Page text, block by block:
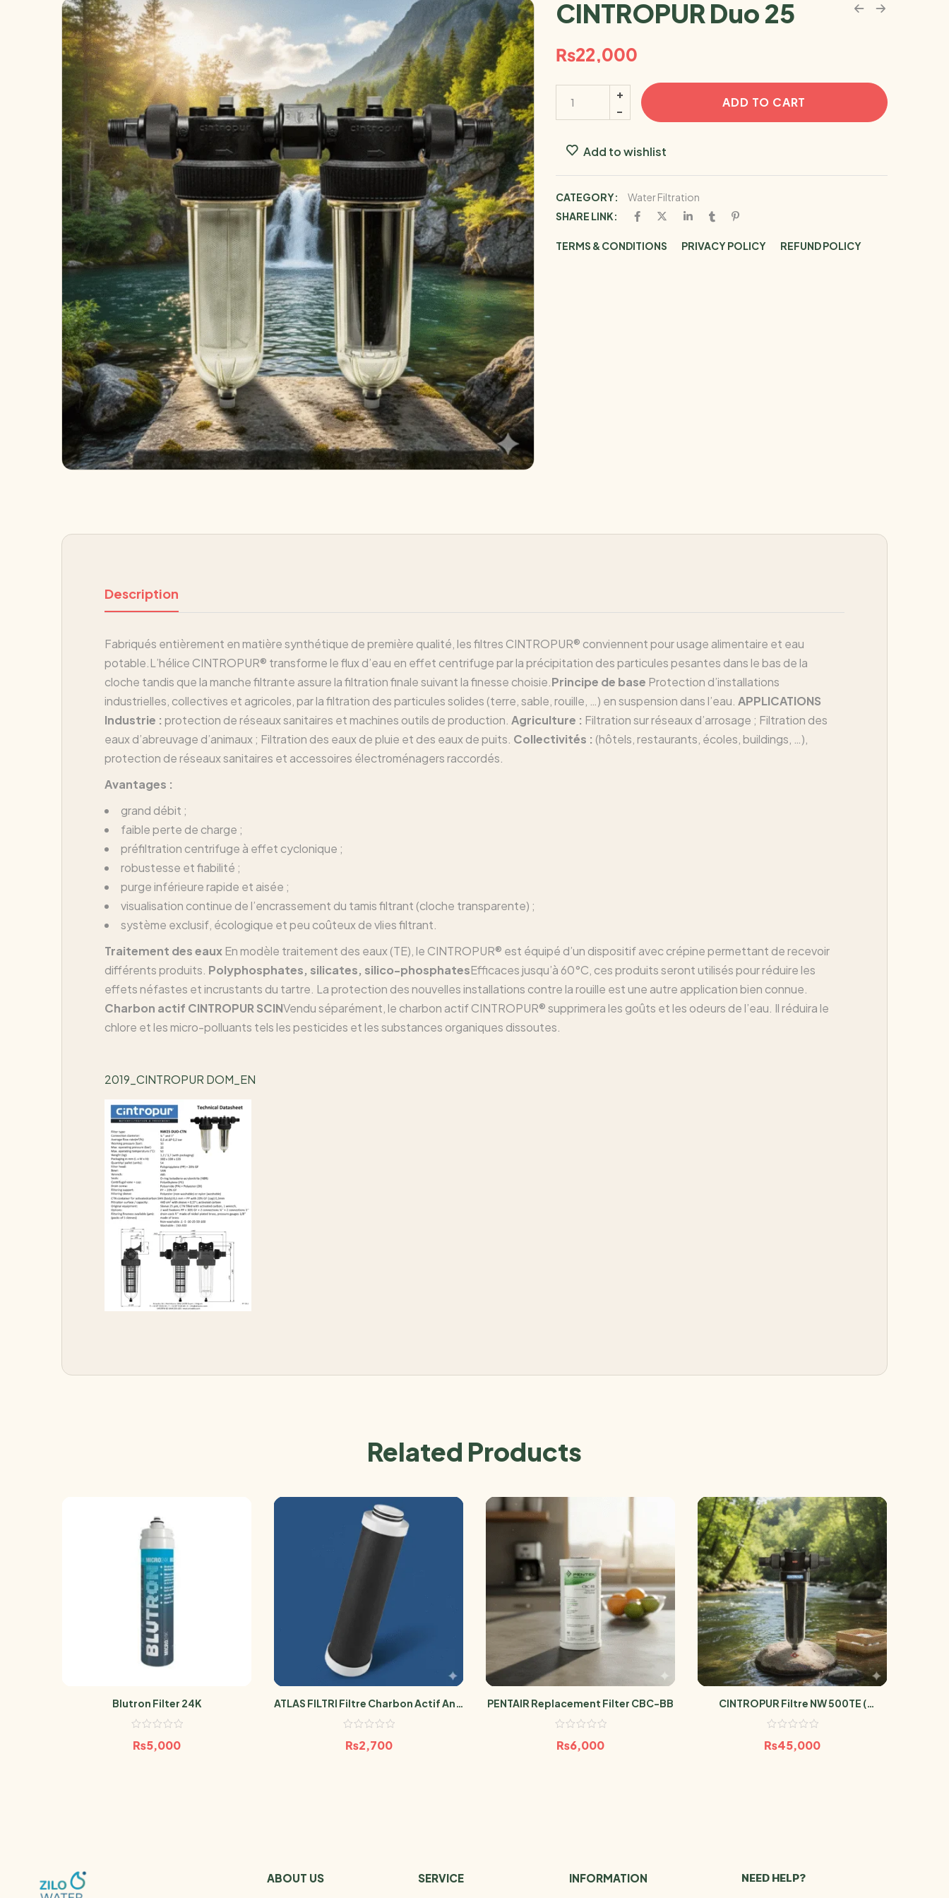
CINTROPUR Duo 25
₨22,000
ADD TO CART
Add to wishlist
CATEGORY:
Water Filtration
SHARE LINK:
TERMS & CONDITIONS PRIVACY POLICY REFUND POLICY
Description
Fabriqués entièrement en matière synthétique de première qualité, les filtres CINTROPUR® conviennent pour usage alimentaire et eau
potable.L’hélice CINTROPUR® transforme le flux d’eau en effet centrifuge par la précipitation des particules pesantes dans le bas de la
cloche tandis que la manche filtrante assure la filtration finale suivant la finesse choisie.Principe de base Protection d’installations
industrielles, collectives et agricoles, par la filtration des particules solides (terre, sable, rouille, …) en suspension dans l’eau. APPLICATIONS
Industrie : protection de réseaux sanitaires et machines outils de production. Agriculture : Filtration sur réseaux d’arrosage ; Filtration des
eaux d’abreuvage d’animaux ; Filtration des eaux de pluie et des eaux de puits. Collectivités : (hôtels, restaurants, écoles, buildings, …),
protection de réseaux sanitaires et accessoires électroménagers raccordés.
Avantages :
grand débit ;
faible perte de charge ;
préfiltration centrifuge à effet cyclonique ;
robustesse et fiabilité ;
purge inférieure rapide et aisée ;
visualisation continue de l’encrassement du tamis filtrant (cloche transparente) ;
système exclusif, écologique et peu coûteux de vlies filtrant.
Traitement des eauxEn modèle traitement des eaux (TE), le CINTROPUR® est équipé d’un dispositif avec crépine permettant de recevoir
différents produits. Polyphosphates, silicates, silico-phosphatesEfficaces jusqu’à 60°C, ces produits seront utilisés pour réduire les
effets néfastes et incrustants du tartre. La protection des nouvelles installations contre la rouille est une autre application bien connue.
Charbon actif CINTROPUR SCINVendu séparément, le charbon actif CINTROPUR® supprimera les goûts et les odeurs de l’eau. Il réduira le
chlore et les micro-polluants tels les pesticides et les substances organiques dissoutes.
2019_CINTROPUR DOM_EN
Related Products
Blutron Filter 24K
₨5,000
ATLAS FILTRI Filtre Charbon Actif Anti
Pesticide 0.5 Micron
₨2,700
PENTAIR Replacement Filter CBC-BB
₨6,000
CINTROPUR Filtre NW 500TE (
Filtration Charbon Actif Pour Maison
₨45,000
ABOUT US SERVICE INFORMATION NEED HELP?